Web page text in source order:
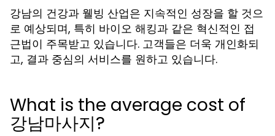
강남의 건강과 웰빙 산업은 지속적인 성장을 할 것으
로 예상되며, 특히 바이오 해킹과 같은 혁신적인 접
근법이 주목받고 있습니다. 고객들은 더욱 개인화되
고, 결과 중심의 서비스를 원하고 있습니다.
What is the average cost of
강남마사지?